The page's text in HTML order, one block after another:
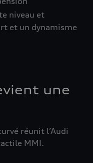
niveau et
et un dynamisme
une
réunit l’Audi
MMI.